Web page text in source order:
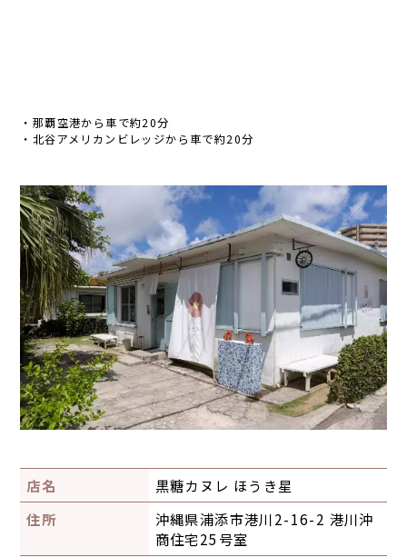
・那覇空港から車で約20分
・北谷アメリカンビレッジから車で約20分
店名
黒糖カヌレ ほうき星
住所
沖縄県浦添市港川2-16-2 港川沖
商住宅25号室